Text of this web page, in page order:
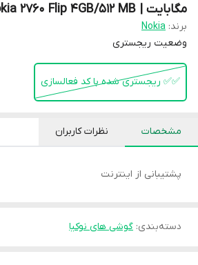
مگابایت | Nokia 2760 Flip 4GB/512 MB / رنگ رندوم
برند: Nokia
وضعیت ریجستری
✅️✅️ ریجستری شده با کد فعالسازی
مشخصات نظرات کاربران
پشتیبانی از اینترنت
دسته‌بندی: گوشی های نوکیا